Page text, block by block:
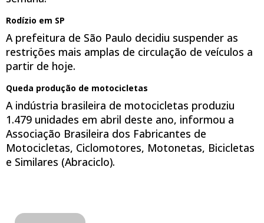
Rodízio em SP
A prefeitura de São Paulo decidiu suspender as
restrições mais amplas de circulação de veículos a
partir de hoje.
Queda produção de motocicletas
A indústria brasileira de motocicletas produziu
1.479 unidades em abril deste ano, informou a
Associação Brasileira dos Fabricantes de
Motocicletas, Ciclomotores, Motonetas, Bicicletas
e Similares (Abraciclo).